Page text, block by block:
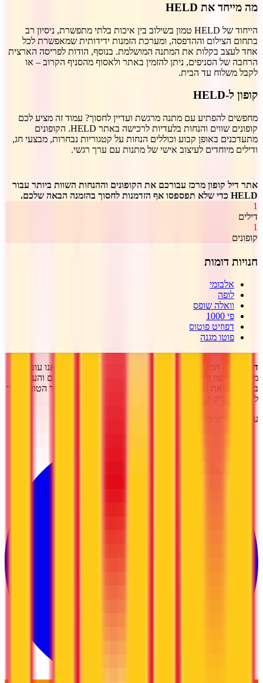
מה מייחד את HELD
הייחוד של HELD טמון בשילוב בין איכות בלתי מתפשרת, ניסיון רב
בתחום הצילום וההדפסה, ומערכת הזמנות ידידותית שמאפשרת לכל
אחד לעצב בקלות את המתנה המושלמת. בנוסף, הודות לפריסה הארצית
הרחבה של הסניפים, ניתן להזמין באתר ולאסוף מהסניף הקרוב – או
לקבל משלוח עד הבית.
קופון ל-HELD
מחפשים להפתיע עם מתנה מרגשת ועדיין לחסוך? עמוד זה מציע לכם
קופונים שווים והנחות בלעדיות לרכישה באתר HELD. הקופונים
מתעדכנים באופן קבוע וכוללים הנחות על קטגוריות נבחרות, מבצעי חג,
ודילים מיוחדים לעיצוב אישי של מתנות עם ערך רגשי.
אתר דיל קופון מרכז עבורכם את הקופונים וההנחות השוות ביותר עבור
HELD כדי שלא תפספסו אף הזדמנות לחסוך בהזמנה הבאה שלכם.
1
דילים
1
קופונים
חנויות דומות
אלבומי
לופה
וואלה שופס
פי 1000
דפוזיט פוטוס
פוטו מגנה
דיל קופון - המקום הכי עדכני למציאת כל קופון שרק תרצו!
אנו עובדים
מסביב לשעון כדי לצוד עבורכם את הדילים והקופונים השווים והעדכניים
ביותר.
כל זאת רק מסיבה אחת, כדי שתוכלו לקבל את המחיר הטוב ביותר
לכל מה שרק תרצו.
עקבו אחרינו ברשתות החברתיות!